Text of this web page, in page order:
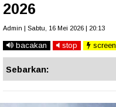
2026
Admin | Sabtu, 16 Mei 2026 | 20:13
bacakan stop screen
Sebarkan: